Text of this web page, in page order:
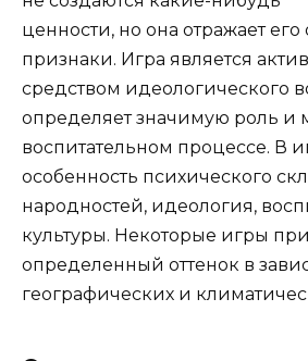
ценности, но она отражает
признаки. Игра является
средством идеологического
определяет значимую роль и
воспитательном процессе. В
особенность психического
народностей, идеология,
культуры. Некоторые игры
определенный оттенок в
географических и